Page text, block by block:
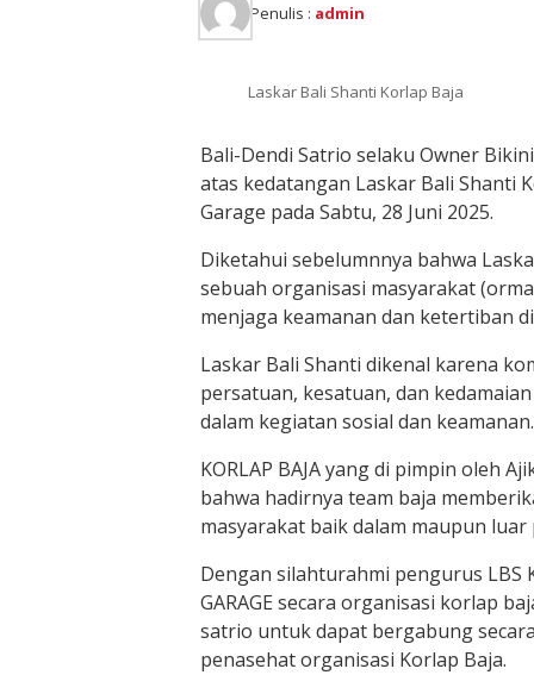
Penulis : admin
Laskar Bali Shanti Korlap Baja
Bali-Dendi Satrio selaku Owner
atas kedatangan Laskar Bali Shanti
Garage pada Sabtu, 28 Juni 2025.
Diketahui sebelumnnya bahwa
sebuah organisasi masyarakat
menjaga keamanan dan ketertiban
Laskar Bali Shanti dikenal karena
persatuan, kesatuan, dan
dalam kegiatan sosial dan keamanan.
KORLAP BAJA yang di pimpin oleh
bahwa hadirnya team baja
masyarakat baik dalam maupun luar
Dengan silahturahmi pengurus LBS
GARAGE secara organisasi korlap
satrio untuk dapat bergabung
penasehat organisasi Korlap Baja.